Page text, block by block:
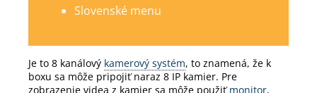
Slovenské menu
Je to 8 kanálový kamerový systém, to znamená, že k
boxu sa môže pripojiť naraz 8 IP kamier. Pre
zobrazenie videa z kamier sa môže použiťmonitor,